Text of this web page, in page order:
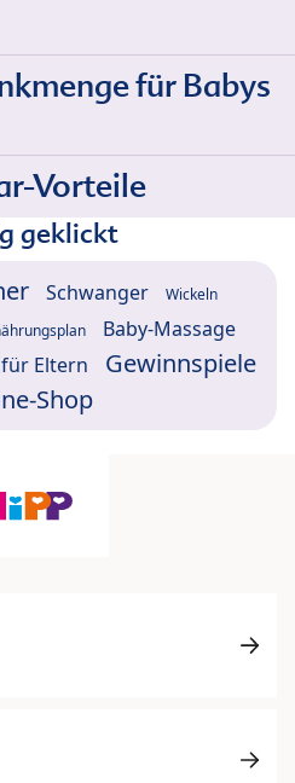
für Babys
Vorteile
geklickt
Schwanger Wickeln
Baby-Massage
Eltern
Gewinnspiele
Shop